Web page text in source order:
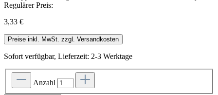
Regulärer Preis:
3,33 €
Preise inkl. MwSt. zzgl. Versandkosten
Sofort verfügbar, Lieferzeit: 2-3 Werktage
Anzahl